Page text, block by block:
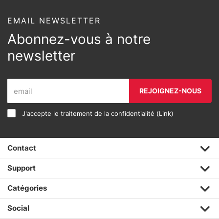
EMAIL NEWSLETTER
Abonnez-vous à notre
newsletter
REJOIGNEZ-NOUS
J'accepte le traitement de la confidentialité (Link)
Contact
Support
Catégories
Social